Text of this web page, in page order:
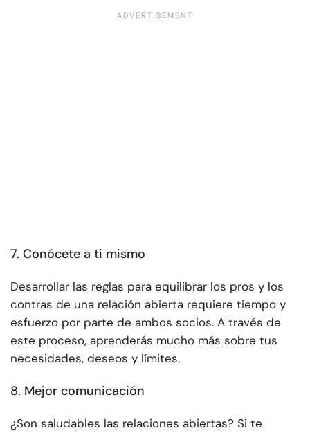
7. Conócete a ti mismo
Desarrollar las reglas para equilibrar los pros y los
contras de una relación abierta requiere tiempo y
esfuerzo por parte de ambos socios. A través de
este proceso, aprenderás mucho más sobre tus
necesidades, deseos y límites.
8. Mejor comunicación
¿Son saludables las relaciones abiertas? Si te